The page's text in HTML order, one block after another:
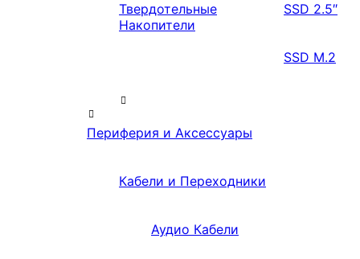
Твердотельные
Накопители
SSD 2.5″
SSD M.2
Периферия и Аксессуары
Кабели и Переходники
Аудио Кабели